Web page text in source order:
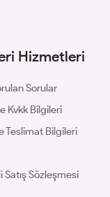
Hizmetleri
Sorular
Kvkk Bilgileri
Teslimat Bilgileri
Satış Sözleşmesi